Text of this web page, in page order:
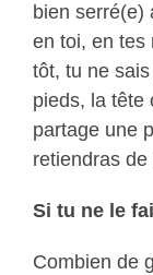
bien serré(e)
en toi, en tes
tôt, tu ne
pieds, la tête
partage une
retiendras de
Si tu ne le
Combien de